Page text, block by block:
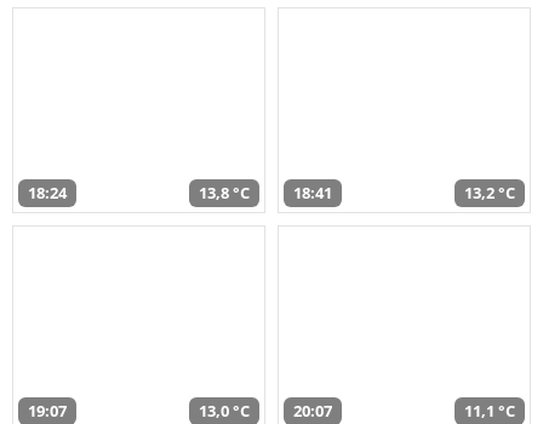
18:24 13,8 °C 18:41 13,2 °C
19:07 13,0 °C 20:07 11,1 °C